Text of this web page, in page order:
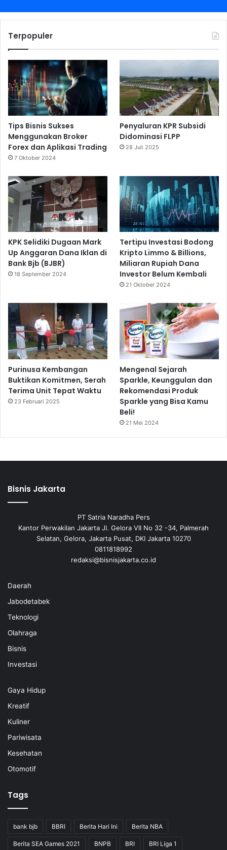
Terpopuler
Tips Bisnis Sukses
Menggunakan Broker
Forex dan Aplikasi Trading
7 Oktober 2024
Penyaluran KPR Subsidi
Didominasi FLPP
28 Juli 2025
KPK Selidiki Dugaan Mark
Up Anggaran Dana Iklan di
Bank Bjb (BJBR)
18 September 2024
Tertipu Investasi Bodong
Kripto Limmo & Billions,
Miliaran Rupiah Dana
Investor Belum Kembali
21 Oktober 2024
Purinusa Kembangan
Buktikan Komitmen, Serah
Terima Unit Tepat Waktu
23 Februari 2025
Mengenal Sejarah
Sparkle, Keunggulan dan
Rekomendasi Produk
Sparkle yang Bisa Kamu
Beli!
21 Mei 2024
Bisnis Jakarta
PT Satria Naradha Pers
Kantor Perwakilan Jakarta Jl. Gelora VII No 32 -34, Palmerah
Selatan, Gelora, Jakarta Pusat, DKI Jakarta 10270
0811818992
redaksi@bisnisjakarta.co.id
Daerah
Jabodetabek
Teknologi
Olahraga
Bisnis
Investasi
Gaya Hidup
Kreatif
Kuliner
Pariwisata
Kesehatan
Otomotif
Tags
bank bjb BBRI Berita Hari Ini Berita NBA
Berita SEA Games 2021 BNPB BRI BRI Liga 1